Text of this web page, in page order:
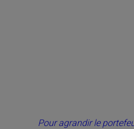
Pour agrandir le